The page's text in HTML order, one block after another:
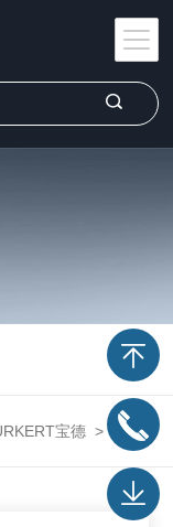
宝德 > burkert宝德电磁阀